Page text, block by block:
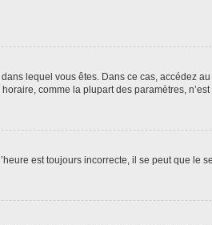
lequel vous êtes. Dans ce cas, accédez au
comme la plupart des paramètres,
est toujours incorrecte, il se peut que le